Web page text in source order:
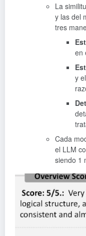
La
y las del
tres
en
y
Cada
el LLM
siendo 1